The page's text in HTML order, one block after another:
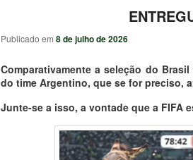
Publicado em 8 de julho de 2026
Comparativamente a seleção do
do time Argentino, que se for preciso,
Junte-se a isso, a vontade que a FIFA